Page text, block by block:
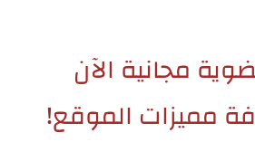
مجانية الآن
مميزات الموقع!